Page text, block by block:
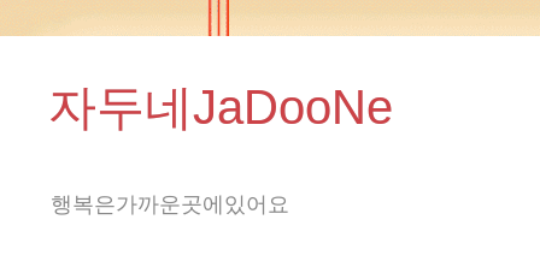
자두네JaDooNe
행복은가까운곳에있어요